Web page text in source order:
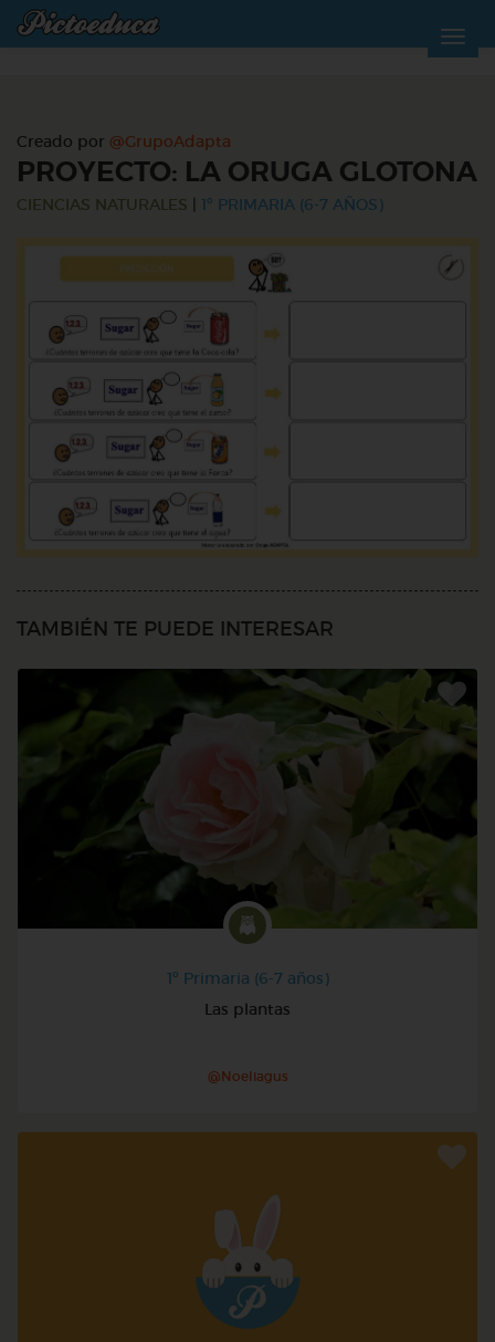
Creado por @GrupoAdapta
PROYECTO: LA ORUGA GLOTONA
CIENCIAS NATURALES 1º PRIMARIA (6-7 AÑOS)
TAMBIÉN TE PUEDE INTERESAR
1º Primaria (6-7 años)
Las plantas
@Noeliagus